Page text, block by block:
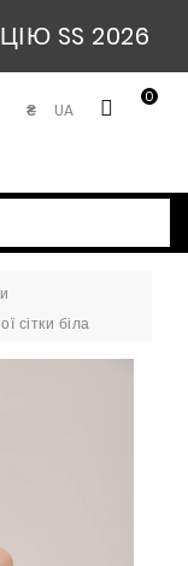
SS 2026
0
UA
₴
сітки біла